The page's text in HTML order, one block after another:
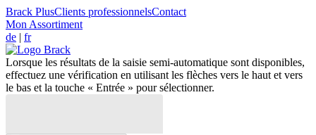
Brack PlusClients professionnelsContact
Mon Assortiment
de | fr
Lorsque les résultats de la saisie semi-automatique sont disponibles,
effectuez une vérification en utilisant les flèches vers le haut et vers
le bas et la touche « Entrée » pour sélectionner.